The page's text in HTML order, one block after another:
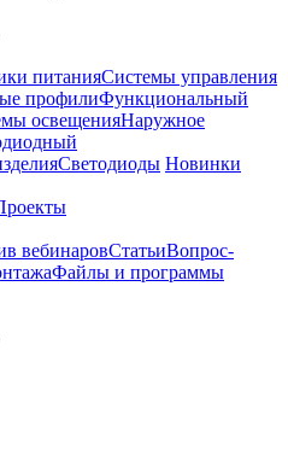
питанияСистемы управления
профилиФункциональный
освещенияНаружное
Светодиоды Новинки
вебинаровСтатьиВопрос-
Файлы и программы